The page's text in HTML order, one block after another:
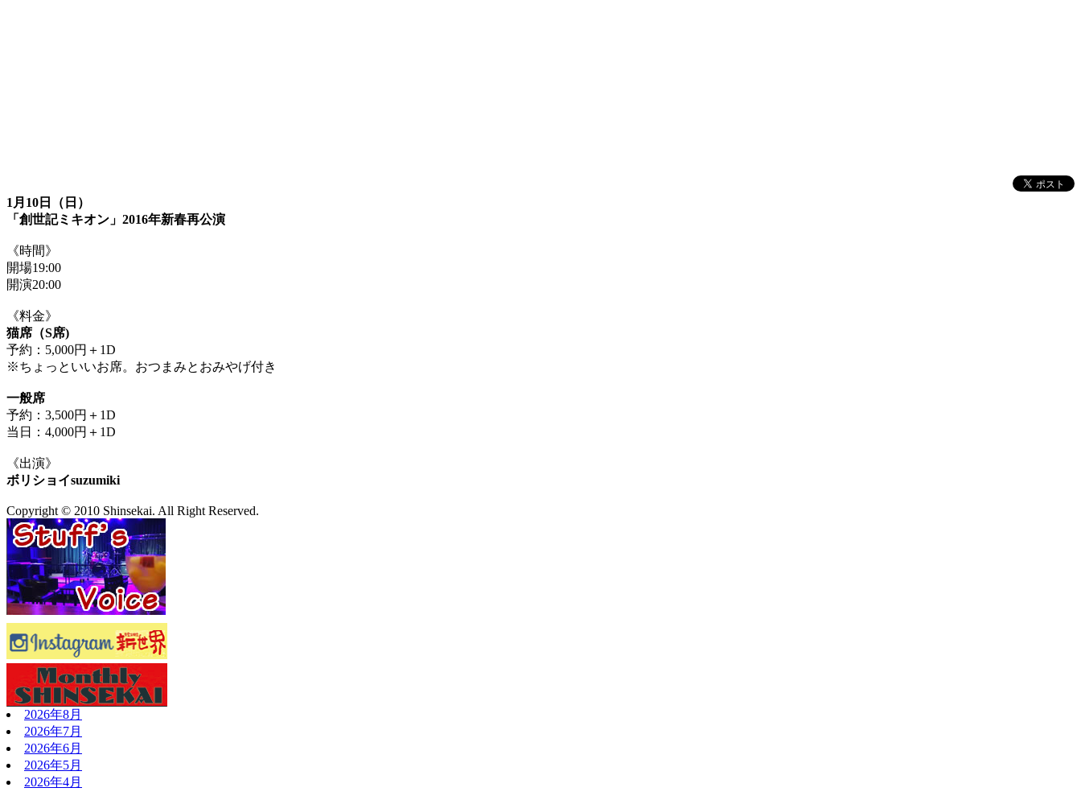
1月10日（日）
「創世記ミキオン」2016年新春再公演
《時間》
開場19:00
開演20:00
《料金》
猫席（S席)
予約：5,000円＋1D
※ちょっといいお席。おつまみとおみやげ付き
一般席
予約：3,500円＋1D
当日：4,000円＋1D
《出演》
ボリショイsuzumiki
Copyright © 2010 Shinsekai. All Right Reserved.
2026年8月
2026年7月
2026年6月
2026年5月
2026年4月